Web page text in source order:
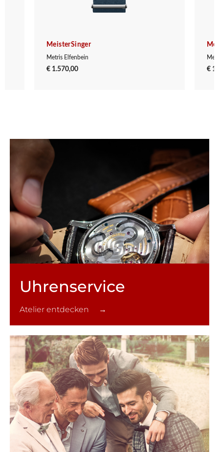
MeisterSinger
Metris Elfenbein
€ 1.570,00 €
Uhren­service
Atelier entdecken →